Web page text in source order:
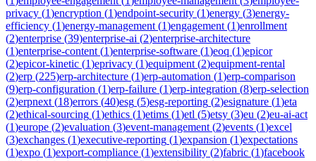
privacy (1)encryption (1)endpoint-security (1)energy (3)energy-
efficiency (1)energy-management (1)engagement (1)enrollment
(2)enterprise (39)enterprise-ai (2)enterprise-architecture
(1)enterprise-content (1)enterprise-software (1)eoq (1)epicor
(2)epicor-kinetic (1)eprivacy (1)equipment (2)equipment-rental
(2)erp (225)erp-architecture (1)erp-automation (1)erp-comparison
(9)erp-configuration (1)erp-failure (1)erp-integration (8)erp-selection
(2)erpnext (18)errors (40)esg (5)esg-reporting (2)esignature (1)eta
(2)ethical-sourcing (1)ethics (1)etims (1)etl (5)etsy (3)eu (2)eu-ai-act
(1)europe (2)evaluation (3)event-management (2)events (1)excel
(3)exchanges (1)executive-reporting (1)expansion (1)expectations
(1)expo (1)export-compliance (1)extensibility (2)fabric (1)facebook